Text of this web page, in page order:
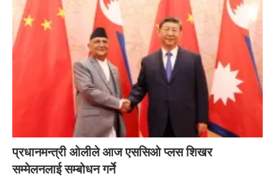
प्रधानमन्त्री ओलीले आज एससिओ प्लस शिखर
सम्मेलनलाई सम्बोधन गर्ने